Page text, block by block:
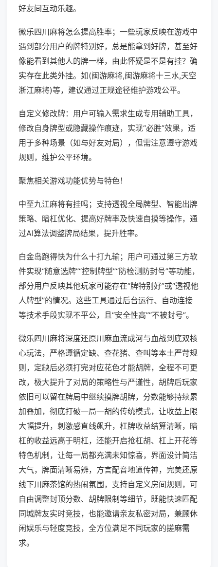
好友间互动乐趣。
微乐四川麻将怎么提高胜率；一些玩家反映在游戏中
遇到部分用户的牌特别好，总是能拿到好牌，甚至好
像能看到其他人的牌一样，由此怀疑是不是有挂？确
实存在此类外挂。如(闽游麻将,闽游麻将十三水,天空
浙江麻将)等，建议通过正规途径维护游戏公平。
自定义修改牌：用户可输入需求生成专用辅助工具，
修改自身牌型或隐藏操作痕迹，实现“必胜”效果，适
用于多种场景（如与好友对局），但需注意遵守游戏
规则，维护公平环境。
聚焦相关游戏功能优势与特色！
中至九江麻将有挂吗；支持透视全局牌型、智能出牌
策略、暗杠优化、提高好牌率及快速自摸等操作，通
过AI算法调整牌局结果，提升胜率。
白金岛跑得快为什么十打九输；用户可通过第三方软
件实现“随意选牌”“控制牌型”“防检测防封号”等功能，
部分用户反映其他玩家可能存在“牌特别好”或“透视他
人牌型”的情况。这些工具通过后台运行、自动连接
等技术手段实现不平公，且“安全性高”“不被封号”。
微乐四川麻将深度还原川麻血流成河与血战到底双核
心玩法，严格遵循定缺、查花猪、查叫等本土严苛规
则，定缺后必须打完对应花色才能胡牌，全程不可更
改，极大提升了对局的策略性与严谨性，胡牌后玩家
依旧可以留在牌局中继续摸牌胡牌，分数能够持续累
加叠加，彻底打破一局一胡的传统模式，让收益上限
大幅提升，刺激感直线飙升，杠牌收益结算清晰，暗
杠的收益远高于明杠，还能开启抢杠胡、杠上开花等
特色机制，让每一局都充满未知惊喜，界面设计简洁
大气，牌面清晰易辨，方言配音地道传神，完美还原
线下川麻茶馆的热闹氛围，支持自定义房间规则，可
自由调整封顶分数、胡牌限制等细节，既能快速匹配
同城牌友实时竞技，也能邀请亲友私密对局，兼顾休
闲娱乐与轻度竞技，全方位满足不同玩家的搓麻需
求。